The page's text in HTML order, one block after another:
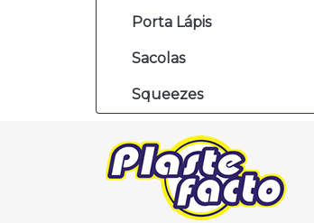
Porta Lápis
Sacolas
Squeezes